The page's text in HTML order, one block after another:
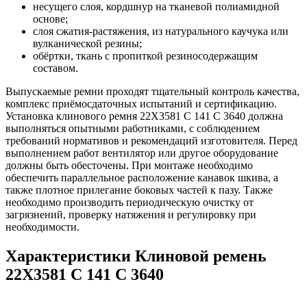
несущего слоя, кордшнур на тканевой полиамидной
основе;
слоя сжатия-растяжения, из натурального каучука или
вулканической резины;
обёртки, ткань с пропиткой резиносодержащим
составом.
Выпускаемые ремни проходят тщательный контроль качества,
комплекс приёмосдаточных испытаний и сертификацию.
Установка клинового ремня 22X3581 C 141 C 3640 должна
выполняться опытными работниками, с соблюдением
требований нормативов и рекомендаций изготовителя. Перед
выполнением работ вентилятор или другое оборудование
должны быть обесточены. При монтаже необходимо
обеспечить параллельное расположение канавок шкива, а
также плотное прилегание боковых частей к пазу. Также
необходимо производить периодическую очистку от
загрязнений, проверку натяжения и регулировку при
необходимости.
Характеристики Клиновой ремень
22X3581 C 141 C 3640